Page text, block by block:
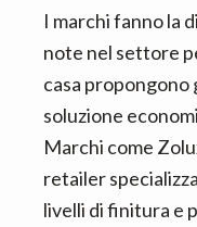
I marchi fanno la
note nel settore
casa propongono
soluzione
Marchi come
retailer
livelli di finitura e